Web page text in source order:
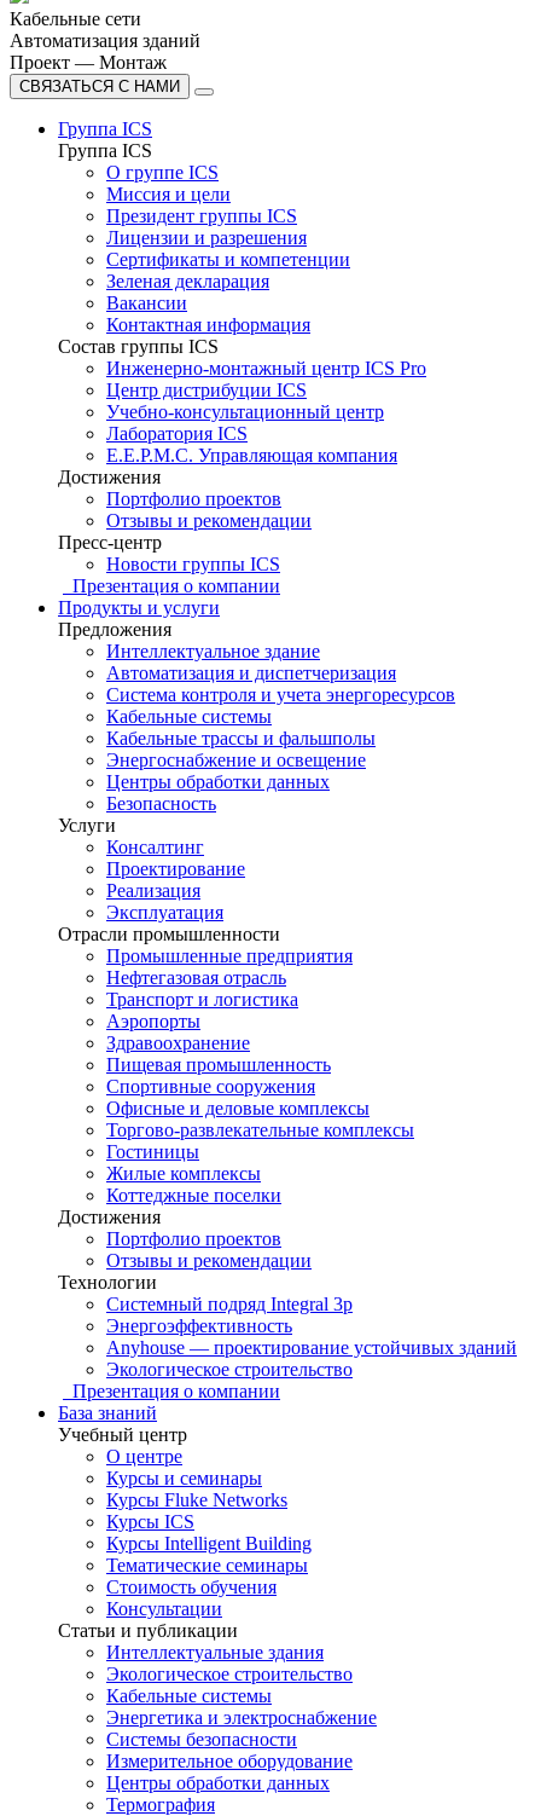
Кабельные сети
Автоматизация зданий
Проект — Монтаж
СВЯЗАТЬСЯ С НАМИ
Группа ICS
Группа ICS
О группе ICS
Миссия и цели
Президент группы ICS
Лицензии и разрешения
Сертификаты и компетенции
Зеленая декларация
Вакансии
Контактная информация
Состав группы ICS
Инженерно-монтажный центр ICS Pro
Центр дистрибуции ICS
Учебно-консультационный центр
Лаборатория ICS
E.E.P.M.C. Управляющая компания
Достижения
Портфолио проектов
Отзывы и рекомендации
Пресс-центр
Новости группы ICS
Презентация о компании
Продукты и услуги
Предложения
Интеллектуальное здание
Автоматизация и диспетчеризация
Система контроля и учета энергоресурсов
Кабельные системы
Кабельные трассы и фальшполы
Энергоснабжение и освещение
Центры обработки данных
Безопасность
Услуги
Консалтинг
Проектирование
Реализация
Эксплуатация
Отрасли промышленности
Промышленные предприятия
Нефтегазовая отрасль
Транспорт и логистика
Аэропорты
Здравоохранение
Пищевая промышленность
Спортивные сооружения
Офисные и деловые комплексы
Торгово-развлекательные комплексы
Гостиницы
Жилые комплексы
Коттеджные поселки
Достижения
Портфолио проектов
Отзывы и рекомендации
Технологии
Системный подряд Integral 3p
Энергоэффективность
Anyhouse — проектирование устойчивых зданий
Экологическое строительство
Презентация о компании
База знаний
Учебный центр
О центре
Курсы и семинары
Курсы Fluke Networks
Курсы ICS
Курсы Intelligent Building
Тематические семинары
Стоимость обучения
Консультации
Статьи и публикации
Интеллектуальные здания
Экологическое строительство
Кабельные системы
Энергетика и электроснабжение
Системы безопасности
Измерительное оборудование
Центры обработки данных
Термография